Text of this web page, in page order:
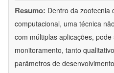
Resumo: Dentro da zootecnia
computacional, uma técnica
com múltiplas aplicações,
monitoramento, tanto
parâmetros de